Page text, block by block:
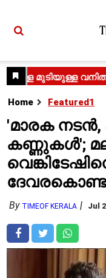
Home Featured1
'മാരക
കണ്ണുകൾ';
By TIMEOF KERALA Jul